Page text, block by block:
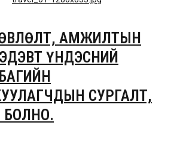
АМЖИЛТЫН
ҮНДЭСНИЙ
СУРГАЛТ,